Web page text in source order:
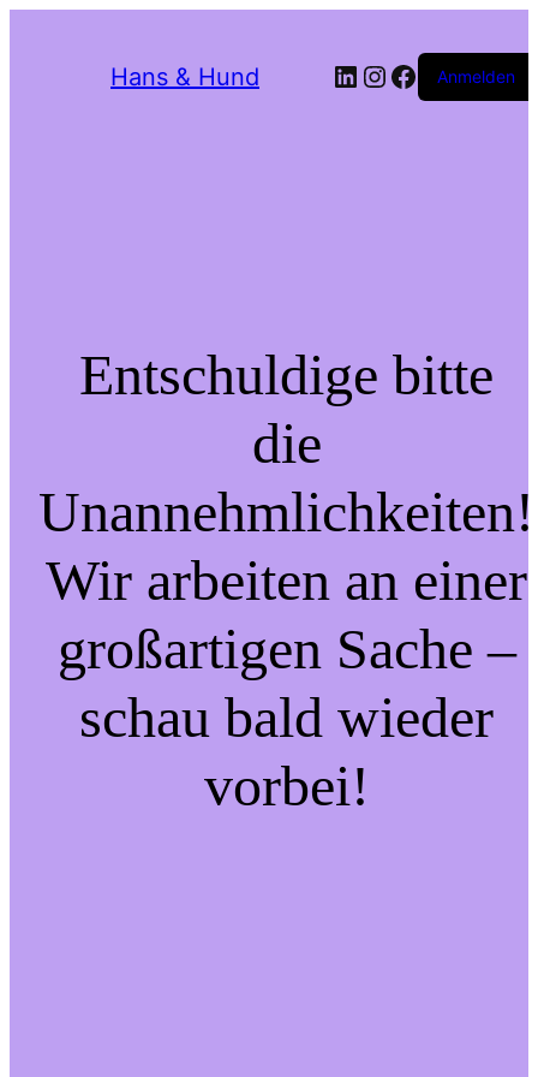
Hans & Hund LinkedIn
Instagram
Facebook
Anmelden
Entschuldige bitte
die
Unannehmlichkeiten!
Wir arbeiten an einer
großartigen Sache –
schau bald wieder
vorbei!